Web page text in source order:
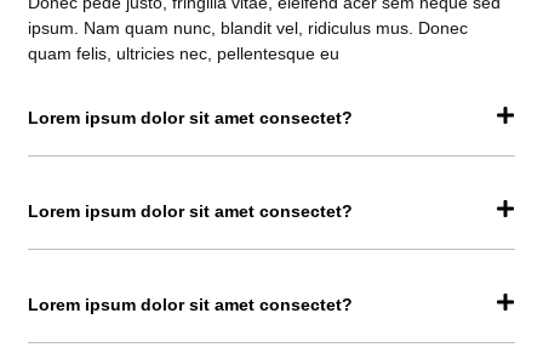
ipsum. Nam quam nunc, blandit vel, ridiculus mus. Donec
quam felis, ultricies nec, pellentesque eu
Lorem ipsum dolor sit amet consectet?
Lorem ipsum dolor sit amet consectet?
Lorem ipsum dolor sit amet consectet?